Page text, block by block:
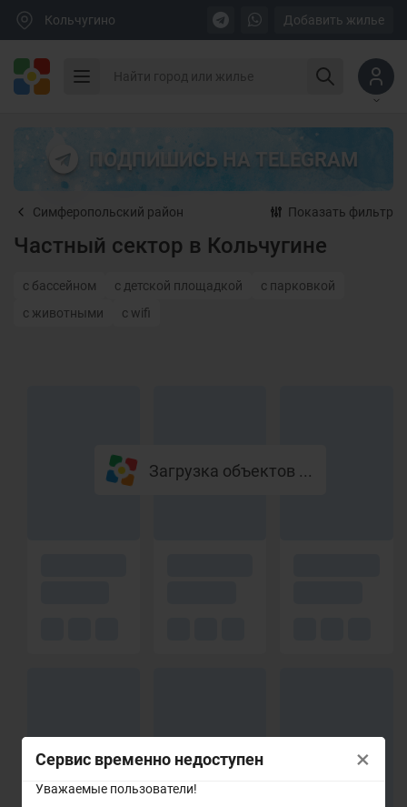
Сервис временно недоступен
Уважаемые пользователи!
×
Кольчугино Добавить жилье
ПОДПИШИСЬ НА TELEGRAM
Симферопольский район Показать фильтр
Частный сектор в Кольчугине
с бассейном с детской площадкой
с парковкой
с животными
с wifi
Загрузка объектов ...